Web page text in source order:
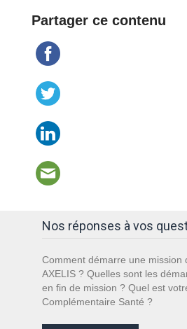
Partager ce contenu
Nos réponses à vos
Comment démarre une mission
AXELIS ? Quelles sont les
en fin de mission ? Quel est
Complémentaire Santé ?